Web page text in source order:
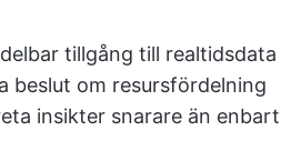
tillgång till realtidsdata
beslut om resursfördelning
insikter snarare än enbart